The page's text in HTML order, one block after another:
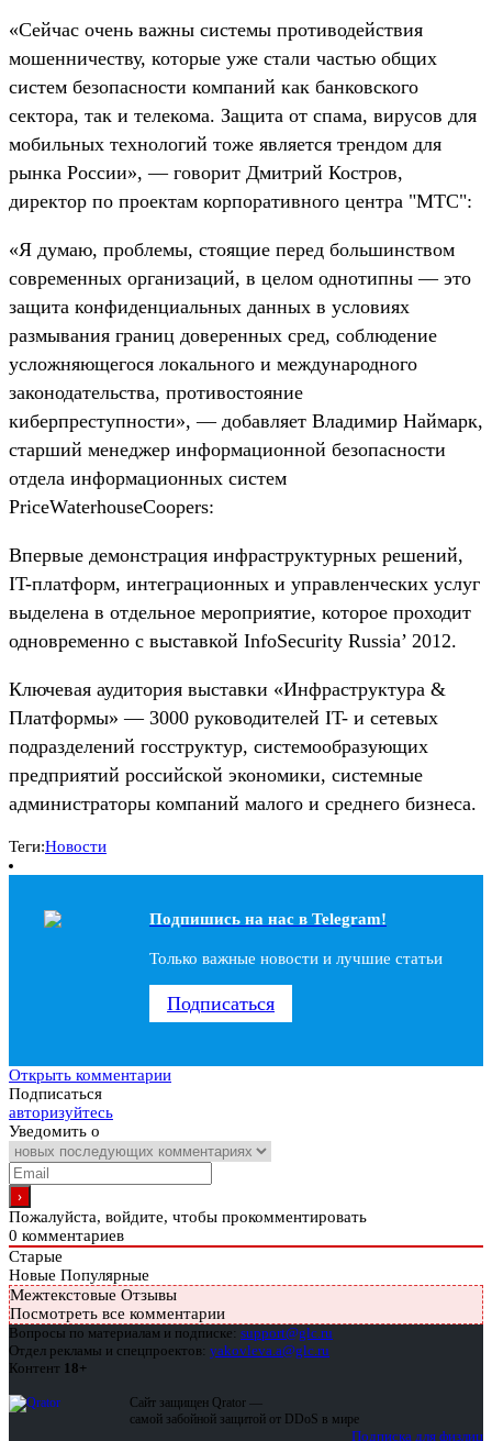
«Сейчас очень важны системы противодействия
мошенничеству, которые уже стали частью общих
систем безопасности компаний как банковского
сектора, так и телекома. Защита от спама, вирусов для
мобильных технологий тоже является трендом для
рынка России», — говорит Дмитрий Костров,
директор по проектам корпоративного центра "МТС":
«Я думаю, проблемы, стоящие перед большинством
современных организаций, в целом однотипны — это
защита конфиденциальных данных в условиях
размывания границ доверенных сред, соблюдение
усложняющегося локального и международного
законодательства, противостояние
киберпреступности», — добавляет Владимир Наймарк,
старший менеджер информационной безопасности
отдела информационных систем
PriceWaterhouseCoopers:
Впервые демонстрация инфраструктурных решений,
IT-платформ, интеграционных и управленческих услуг
выделена в отдельное мероприятие, которое проходит
одновременно с выставкой InfoSecurity Russia’ 2012.
Ключевая аудитория выставки «Инфраструктура &
Платформы» — 3000 руководителей IT- и сетевых
подразделений госструктур, системообразующих
предприятий российской экономики, системные
администраторы компаний малого и среднего бизнеса.
Теги:Новости
Подпишись на наc в Telegram!
Только важные новости и лучшие статьи
Подписаться
Открыть комментарии
Подписаться
авторизуйтесь
Уведомить о
Пожалуйста, войдите, чтобы прокомментировать
0 комментариев
Старые
Новые Популярные
Межтекстовые Отзывы
Посмотреть все комментарии
Вопросы по материалам и подписке: support@glc.ru
Отдел рекламы и спецпроектов: yakovleva.a@glc.ru
Контент 18+
Сайт защищен Qrator —
самой забойной защитой от DDoS в мире
Подписка для физлиц